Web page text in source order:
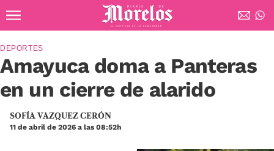
Diario de Morelos
Amayuca doma a Panteras
en un cierre de alarido
DEPORTES
SOFÍA VAZQUEZ CERÓN
11 de abril de 2026 a las 08:52h